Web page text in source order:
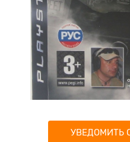
УВЕДОМИТЬ